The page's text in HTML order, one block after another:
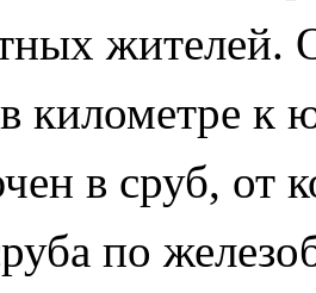
жителей.
километре к
в сруб, от
по